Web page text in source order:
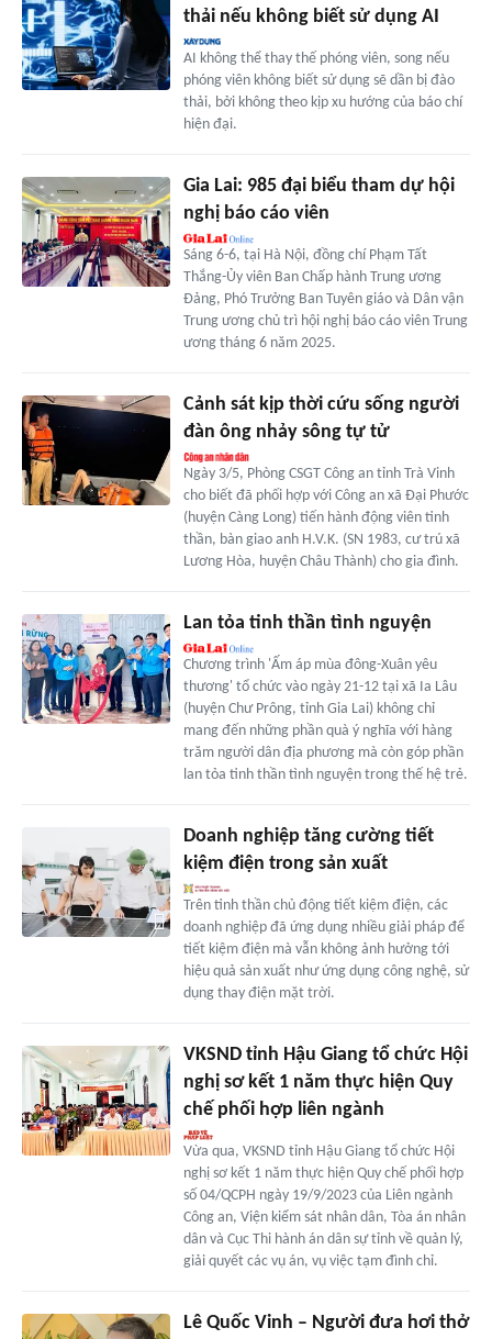
thải nếu không biết sử dụng AI
AI không thể thay thế phóng viên, song nếu
phóng viên không biết sử dụng sẽ dần bị đào
thải, bởi không theo kịp xu hướng của báo chí
hiện đại.
Gia Lai: 985 đại biểu tham dự hội
nghị báo cáo viên
Sáng 6-6, tại Hà Nội, đồng chí Phạm Tất
Thắng-Ủy viên Ban Chấp hành Trung ương
Đảng, Phó Trưởng Ban Tuyên giáo và Dân vận
Trung ương chủ trì hội nghị báo cáo viên Trung
ương tháng 6 năm 2025.
Cảnh sát kịp thời cứu sống người
đàn ông nhảy sông tự tử
Ngày 3/5, Phòng CSGT Công an tỉnh Trà Vinh
cho biết đã phối hợp với Công an xã Đại Phước
(huyện Càng Long) tiến hành động viên tinh
thần, bàn giao anh H.V.K. (SN 1983, cư trú xã
Lương Hòa, huyện Châu Thành) cho gia đình.
Lan tỏa tinh thần tình nguyện
Chương trình 'Ấm áp mùa đông-Xuân yêu
thương' tổ chức vào ngày 21-12 tại xã Ia Lâu
(huyện Chư Prông, tỉnh Gia Lai) không chỉ
mang đến những phần quà ý nghĩa với hàng
trăm người dân địa phương mà còn góp phần
lan tỏa tinh thần tình nguyện trong thế hệ trẻ.
Doanh nghiệp tăng cường tiết
kiệm điện trong sản xuất
Trên tinh thần chủ động tiết kiệm điện, các
doanh nghiệp đã ứng dụng nhiều giải pháp để
tiết kiệm điện mà vẫn không ảnh hưởng tới
hiệu quả sản xuất như ứng dụng công nghệ, sử
dụng thay điện mặt trời.
VKSND tỉnh Hậu Giang tổ chức Hội
nghị sơ kết 1 năm thực hiện Quy
chế phối hợp liên ngành
Vừa qua, VKSND tỉnh Hậu Giang tổ chức Hội
nghị sơ kết 1 năm thực hiện Quy chế phối hợp
số 04/QCPH ngày 19/9/2023 của Liên ngành
Công an, Viện kiểm sát nhân dân, Tòa án nhân
dân và Cục Thi hành án dân sự tỉnh về quản lý,
giải quyết các vụ án, vụ việc tạm đình chỉ.
Lê Quốc Vinh – Người đưa hơi thở